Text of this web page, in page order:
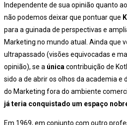
Independente de sua opinião quanto
não podemos deixar que pontuar que
para a guinada de perspectivas e
Marketing no mundo atual. Ainda que
ultrapassado (visões equivocadas e
opinião), se a única contribuição de
sido a de abrir os olhos da academia e
do Marketing fora do ambiente
já teria conquistado um espaço
Em 1969, em conjunto com outro